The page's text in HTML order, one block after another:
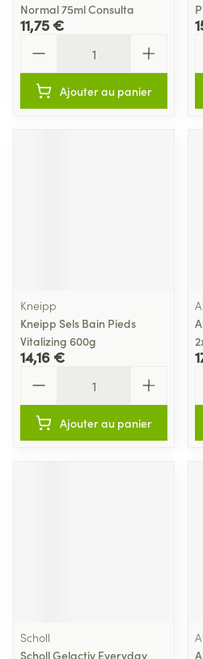
Normal 75ml Consulta
11,75 €
Ajouter au panier
Kneipp
Kneipp Sels Bain Pieds
Vitalizing 600g
14,16 €
Ajouter au panier
Scholl
Scholl Gelactiv Everyday